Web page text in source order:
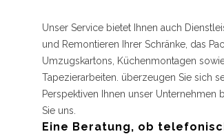
Unser Service bietet Ihnen auch
und Remontieren Ihrer Schränke, das
Umzugskartons, Küchenmontagen
Tapezierarbeiten. überzeugen Sie sich
Perspektiven Ihnen unser Unternehmen
Sie uns.
Eine Beratung, ob